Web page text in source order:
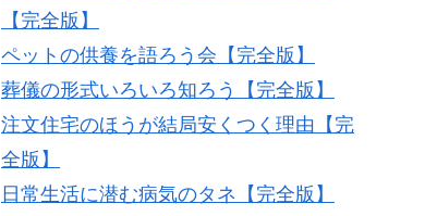
【完全版】
ペットの供養を語ろう会【完全版】
葬儀の形式いろいろ知ろう【完全版】
注文住宅のほうが結局安くつく理由【完
全版】
日常生活に潜む病気のタネ【完全版】